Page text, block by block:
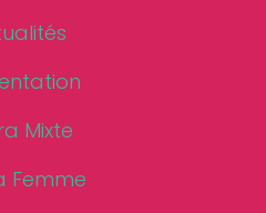
Mixte
Femme